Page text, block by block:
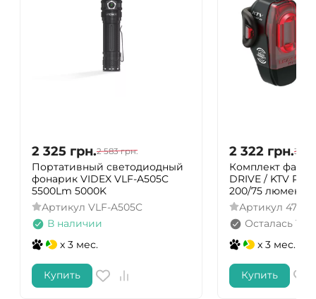
2 325 грн.2 583 грн.
Портативный светодиодный
фонарик VIDEX VLF-A505C
5500Lm 5000K
Артикул VLF-A505C
В наличии
x 3 мес.
Купить
2 322 грн.3 036
Комплект фар
DRIVE / KTV
200/75 люменов
Артикул
Осталась 1
x 3 мес.
Купить